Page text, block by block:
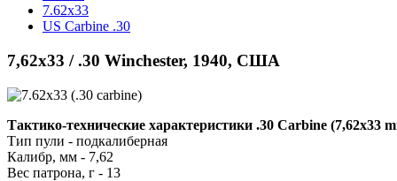
7.62x33
US Carbine .30
7,62x33 / .30 Winchester, 1940, США
Тактико-технические характеристики .30 Carbine (7,62x33
Тип пули - подкалиберная
Калибр, мм - 7,62
Вес патрона, г - 13